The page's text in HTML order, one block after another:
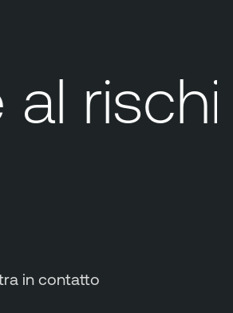
rischio
in contatto